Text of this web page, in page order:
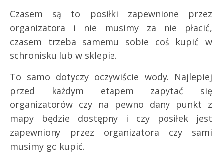
Czasem są to posiłki zapewnione przez
organizatora i nie musimy za nie płacić,
czasem trzeba samemu sobie coś kupić w
schronisku lub w sklepie.
To samo dotyczy oczywiście wody. Najlepiej
przed każdym etapem zapytać się
organizatorów czy na pewno dany punkt z
mapy będzie dostępny i czy posiłek jest
zapewniony przez organizatora czy sami
musimy go kupić.